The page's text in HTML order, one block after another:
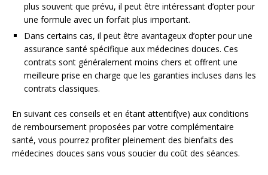
plus souvent que prévu, il peut être intéressant d’opter pour
une formule avec un forfait plus important.
Dans certains cas, il peut être avantageux d’opter pour une
assurance santé spécifique aux médecines douces. Ces
contrats sont généralement moins chers et offrent une
meilleure prise en charge que les garanties incluses dans les
contrats classiques.
En suivant ces conseils et en étant attentif(ve) aux conditions
de remboursement proposées par votre complémentaire
santé, vous pourrez profiter pleinement des bienfaits des
médecines douces sans vous soucier du coût des séances.